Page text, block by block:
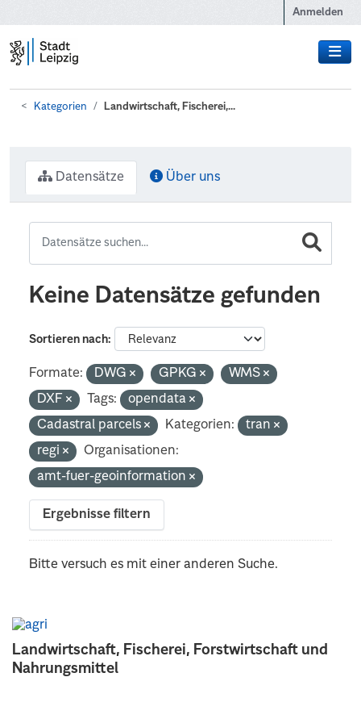
Anmelden
Kategorien Landwirtschaft, Fischerei,...
Landwirtschaft, Fischerei, Forstwirtschaft und
Nahrungsmittel
Datensätze Über uns
Keine Datensätze gefunden
Sortieren nach
Formate: DWG GPKG
WMS
DXF
Tags:
opendata
Cadastral parcels
Kategorien:
tran
regi
Organisationen:
amt-fuer-geoinformation
Ergebnisse filtern
Bitte versuch es mit einer anderen Suche.